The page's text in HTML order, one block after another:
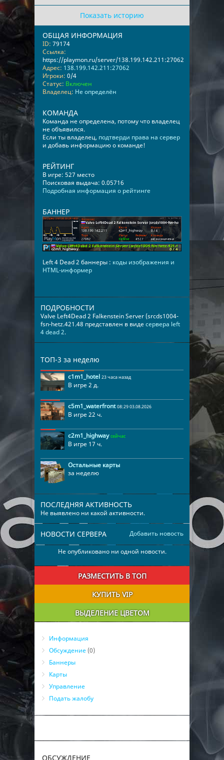
Показать историю
ОБЩАЯ ИНФОРМАЦИЯ
ID: 79174
Ссылка:
https://playmon.ru/server/138.199.142.211:27062
Адрес: 138.199.142.211:27062
Игроки: 0/4
Статус: Включен
Владелец: Не определён
КОМАНДА
Команда не определена, потому что владелец
не объявился.
Если ты владелец, подтверди права на сервер
и добавь информацию о команде!
РЕЙТИНГ
В игре: 527 место
Поисковая выдача: 0.05716
Подробная информация о рейтинге
БАННЕР
Left 4 Dead 2 баннеры : коды изображения и
HTML-информер
ПОДРОБНОСТИ
Valve Left4Dead 2 Falkenstein Server (srcds1004-
fsn-hetz.421.48 представлен в видесервера left
4 dead 2.
ТОП-3 за неделю
c1m1_hotel 23 часа назад
В игре 2 д.
c5m1_waterfront 08:29 03.08.2026
В игре 22 ч.
c2m1_highway сейчас
В игре 17 ч.
Остальные карты
за неделю
ПОСЛЕДНЯЯ АКТИВНОСТЬ
Не выявлено ни какой активности.
Добавить новость
НОВОСТИ СЕРВЕРА
Не опубликовано ни одной новости.
РАЗМЕСТИТЬ В ТОП
КУПИТЬ VIP
ВЫДЕЛЕНИЕ ЦВЕТОМ
Информация
Обсуждение (0)
Баннеры
Карты
Управление
Подать жалобу
ОБСУЖДЕНИЕ